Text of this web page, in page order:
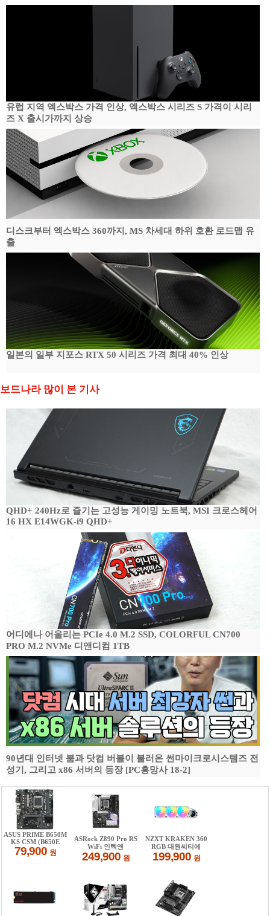
유럽 지역 엑스박스 가격 인상, 엑스박스 시리즈 S 가격이 시리
즈 X 출시가까지 상승
디스크부터 엑스박스 360까지, MS 차세대 하위 호환 로드맵 유
출
일본의 일부 지포스 RTX 50 시리즈 가격 최대 40% 인상
보드나라 많이 본 기사
QHD+ 240Hz로 즐기는 고성능 게이밍 노트북, MSI 크로스헤어
16 HX E14WGK-i9 QHD+
어디에나 어울리는 PCIe 4.0 M.2 SSD, COLORFUL CN700
PRO M.2 NVMe 디앤디컴 1TB
90년대 인터넷 붐과 닷컴 버블이 불러온 썬마이크로시스템즈 전
성기, 그리고 x86 서버의 등장 [PC흥망사 18-2]